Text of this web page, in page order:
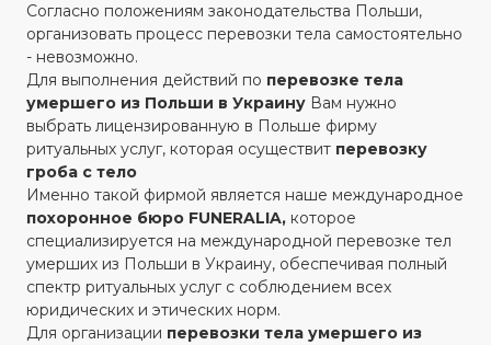
Согласно положениям законодательства Польши,
организовать процесс перевозки тела самостоятельно
- невозможно.
Для выполнения действий по перевозке тела
умершего из Польши в УкраинуВам нужно
выбрать лицензированную в Польше фирму
ритуальных услуг, которая осуществит перевозку
гроба с тело
Именно такой фирмой является наше международное
похоронное бюро FUNERALIA, которое
специализируется на международной перевозке тел
умерших из Польши в Украину, обеспечивая полный
спектр ритуальных услуг с соблюдением всех
юридических и этических норм.
Для организации перевозки тела умершего из